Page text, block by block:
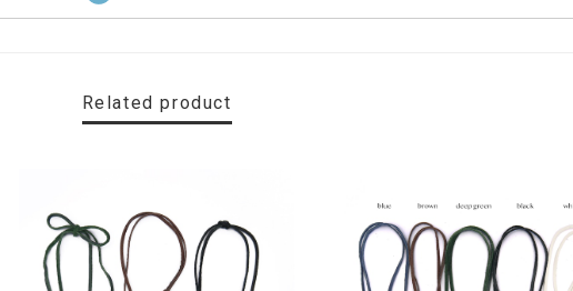
Related product